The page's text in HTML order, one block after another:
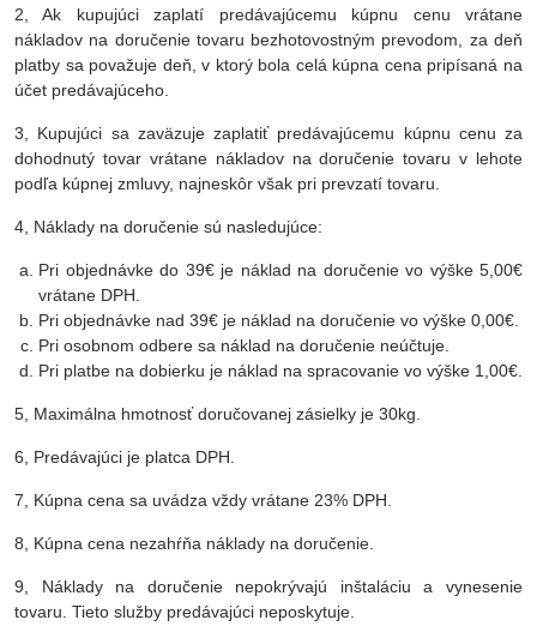
2, Ak kupujúci zaplatí predávajúcemu kúpnu cenu vrátane
nákladov na doručenie tovaru bezhotovostným prevodom, za deň
platby sa považuje deň, v ktorý bola celá kúpna cena pripísaná na
účet predávajúceho.
3, Kupujúci sa zaväzuje zaplatiť predávajúcemu kúpnu cenu za
dohodnutý tovar vrátane nákladov na doručenie tovaru v lehote
podľa kúpnej zmluvy, najneskôr však pri prevzatí tovaru.
4, Náklady na doručenie sú nasledujúce:
Pri objednávke do 39€ je náklad na doručenie vo výške 5,00€
vrátane DPH.
Pri objednávke nad 39€ je náklad na doručenie vo výške 0,00€.
Pri osobnom odbere sa náklad na doručenie neúčtuje.
Pri platbe na dobierku je náklad na spracovanie vo výške 1,00€.
5, Maximálna hmotnosť doručovanej zásielky je 30kg.
6, Predávajúci je platca DPH.
7, Kúpna cena sa uvádza vždy vrátane 23% DPH.
8, Kúpna cena nezahŕňa náklady na doručenie.
9, Náklady na doručenie nepokrývajú inštaláciu a vynesenie
tovaru. Tieto služby predávajúci neposkytuje.